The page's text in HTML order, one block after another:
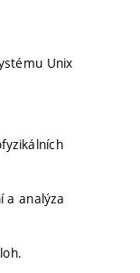
Unix
a analýza